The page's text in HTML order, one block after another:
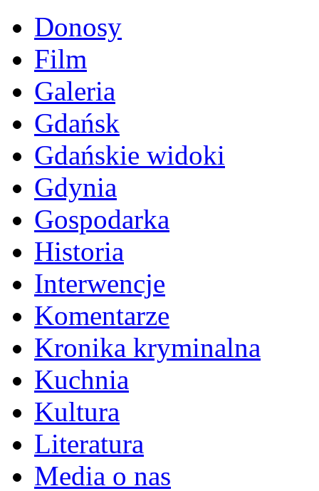
Donosy
Film
Galeria
Gdańsk
Gdańskie widoki
Gdynia
Gospodarka
Historia
Interwencje
Komentarze
Kronika kryminalna
Kuchnia
Kultura
Literatura
Media o nas